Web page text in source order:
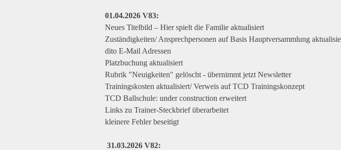
01.04.2026 V83:
Neues Titelbild – Hier spielt die Familie aktualisiert
Zuständigkeiten/ Ansprechpersonen auf Basis Hauptversammlung
dito E-Mail Adressen
Platzbuchung aktualisiert
Rubrik "Neuigkeiten" gelöscht - übernimmt jetzt Newsletter
Trainingskosten aktualisiert/ Verweis auf TCD Trainingskonzept
TCD Ballschule: under construction erweitert
Links zu Trainer-Steckbrief überarbeitet
kleinere Fehler beseitigt
31.03.2026 V82: